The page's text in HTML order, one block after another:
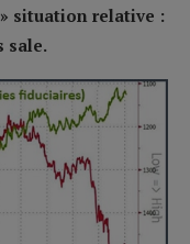
situation relative :
sale.